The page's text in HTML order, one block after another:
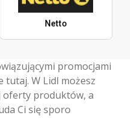
Netto
promocjami
tutaj. W Lidl możesz
oferty produktów, a
Ci się sporo